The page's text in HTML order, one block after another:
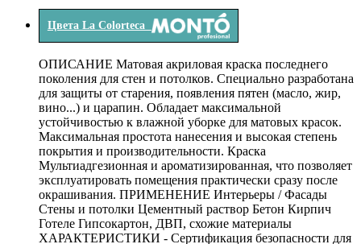
Цвета La Colorteca
ОПИСАНИЕ Матовая акриловая краска последнего
поколения для стен и потолков. Cпециально разработана
для защиты от старения, появления пятен (масло, жир,
вино...) и царапин. Обладает максимальной
устойчивостью к влажной уборке для матовых красок.
Максимальная простота нанесения и высокая степень
покрытия и производительности. Краска
Мультиадгезионная и ароматизированная, что позволяет
эксплуатировать помещения практически сразу после
окрашивания. ПРИМЕНЕНИЕ Интерьеры / Фасады
Стены и потолки Цементный раствор Бетон Кирпич
Готеле Гипсокартон, ДВП, схожие материалы
ХАРАКТЕРИСТИКИ - Сертификация безопасности для